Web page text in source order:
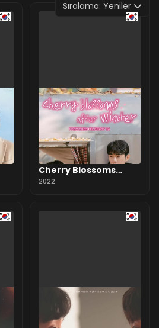
Sıralama: Yeniler
Cherry Blossoms
After Winter
2022